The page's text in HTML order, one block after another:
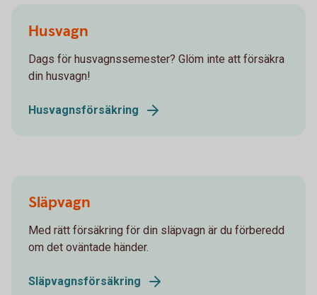
Husvagn
Dags för husvagnssemester? Glöm inte att försäkra
din husvagn!
Husvagnsförsäkring
Släpvagn
Med rätt försäkring för din släpvagn är du förberedd
om det oväntade händer.
Släpvagnsförsäkring